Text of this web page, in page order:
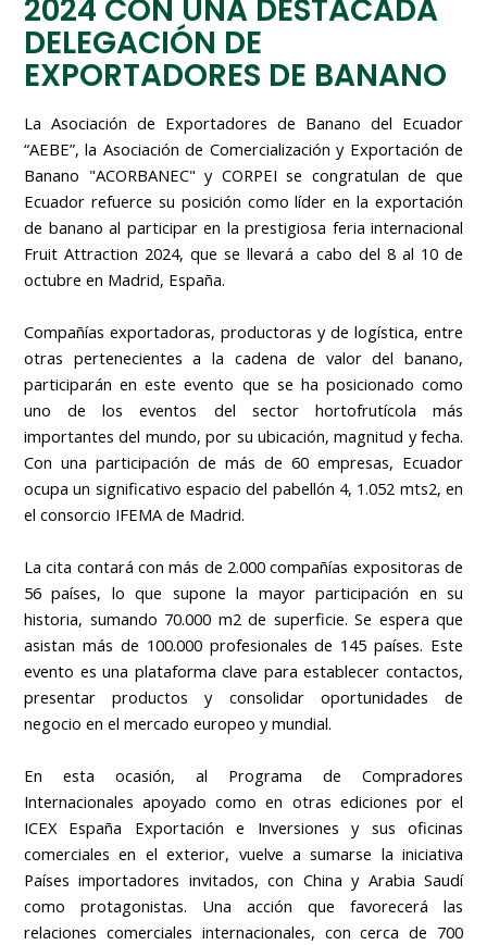
2024 CON UNA DESTACADA
DELEGACIÓN DE
EXPORTADORES DE BANANO
La Asociación de Exportadores de Banano del Ecuador
“AEBE”, la Asociación de Comercialización y Exportación de
Banano "ACORBANEC" y CORPEI se congratulan de que
Ecuador refuerce su posición como líder en la exportación
de banano al participar en la prestigiosa feria internacional
Fruit Attraction 2024, que se llevará a cabo del 8 al 10 de
octubre en Madrid, España.
Compañías exportadoras, productoras y de logística, entre
otras pertenecientes a la cadena de valor del banano,
participarán en este evento que se ha posicionado como
uno de los eventos del sector hortofrutícola más
importantes del mundo, por su ubicación, magnitud y fecha.
Con una participación de más de 60 empresas, Ecuador
ocupa un significativo espacio del pabellón 4, 1.052 mts2, en
el consorcio IFEMA de Madrid.
La cita contará con más de 2.000 compañías expositoras de
56 países, lo que supone la mayor participación en su
historia, sumando 70.000 m2 de superficie. Se espera que
asistan más de 100.000 profesionales de 145 países. Este
evento es una plataforma clave para establecer contactos,
presentar productos y consolidar oportunidades de
negocio en el mercado europeo y mundial.
En esta ocasión, al Programa de Compradores
Internacionales apoyado como en otras ediciones por el
ICEX España Exportación e Inversiones y sus oficinas
comerciales en el exterior, vuelve a sumarse la iniciativa
Países importadores invitados, con China y Arabia Saudí
como protagonistas. Una acción que favorecerá las
relaciones comerciales internacionales, con cerca de 700